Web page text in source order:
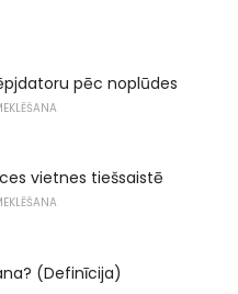
pēc noplūdes
vietnes tiešsaistē
(Definīcija)